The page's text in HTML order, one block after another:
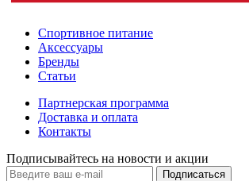
Спортивное питание
Аксессуары
Бренды
Статьи
Партнерская программа
Доставка и оплата
Контакты
Подписывайтесь на новости и акции
Подписаться